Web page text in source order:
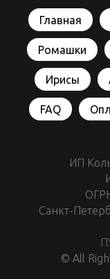
Главная
Ромашки
Ирисы
FAQ
ИП
Санкт-
© All